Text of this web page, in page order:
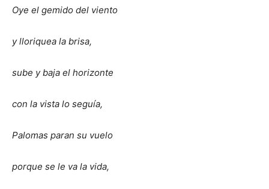
Oye el gemido del viento
y lloriquea la brisa,
sube y baja el horizonte
con la vista lo seguía,
Palomas paran su vuelo
porque se le va la vida,